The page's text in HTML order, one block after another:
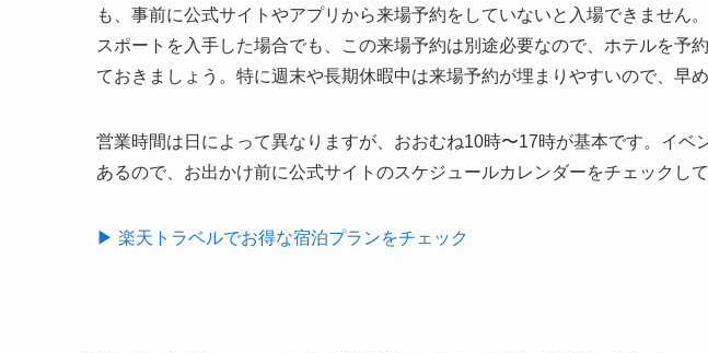
も、事前に公式サイトやアプリから来場予約をしていないと入場できません
スポートを入手した場合でも、この来場予約は別途必要なので、ホテルを予
ておきましょう。特に週末や長期休暇中は来場予約が埋まりやすいので、早
営業時間は日によって異なりますが、おおむね10時〜17時が基本です。イベ
あるので、お出かけ前に公式サイトのスケジュールカレンダーをチェックして
▶ 楽天トラベルでお得な宿泊プランをチェック